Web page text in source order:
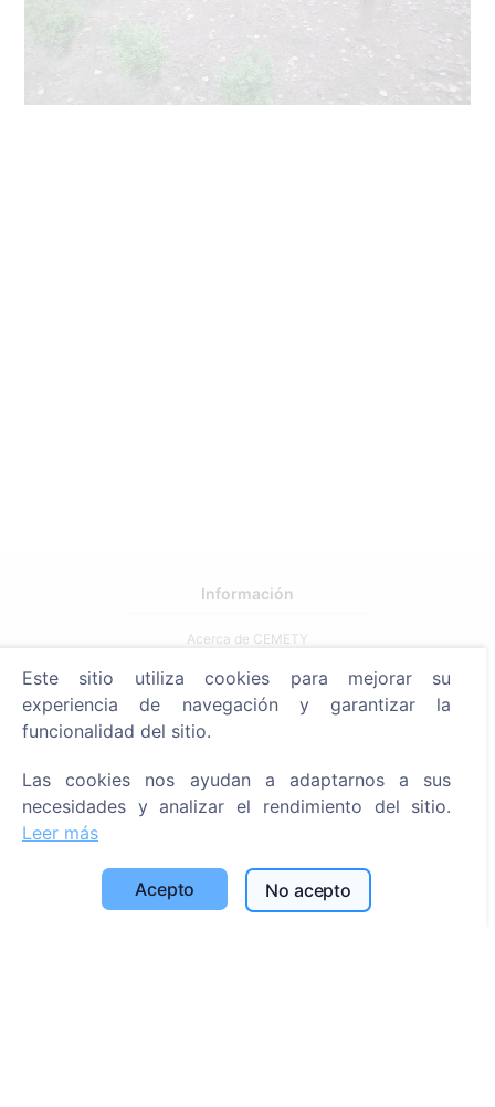
Información
Acerca de CEMETY
Preguntas frecuentes
Eventos
Lista de municipios y usuarios
Política de privacidad
Política de pagos
Búsqueda
Este sitio utiliza cookies para mejorar su
experiencia de navegación y garantizar la
funcionalidad del sitio.
Las cookies nos ayudan a adaptarnos a sus
necesidades y analizar el rendimiento del sitio.
Leer más
Acepto No acepto